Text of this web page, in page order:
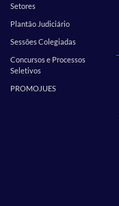
Setores
Plantão Judiciário
Sessões Colegiadas
Concursos e Processos
Seletivos
PROMOJUES